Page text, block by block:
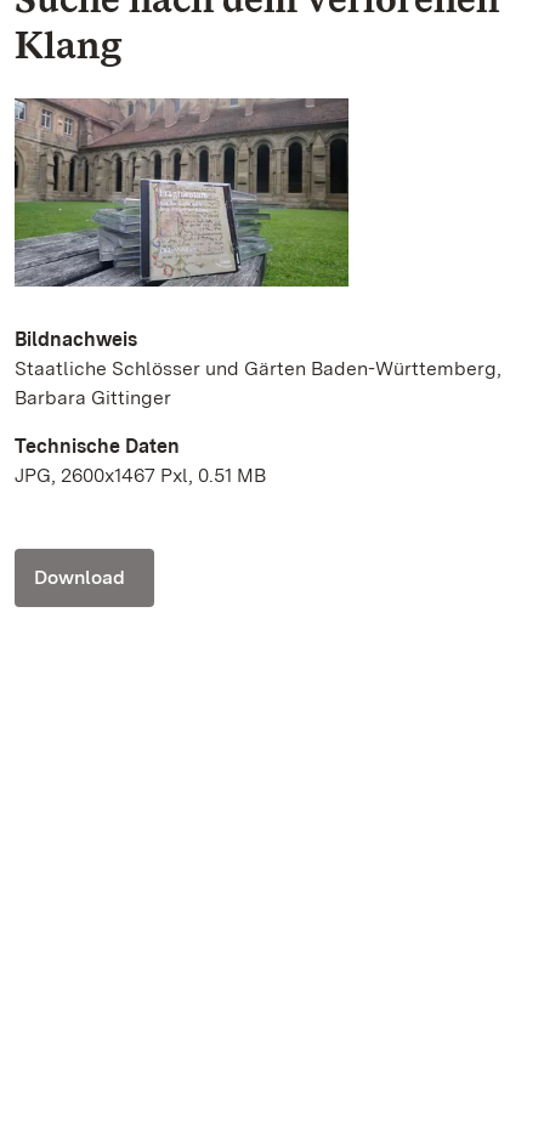
Klang
Bildnachweis
Staatliche Schlösser und Gärten Baden-Württemberg,
Barbara Gittinger
Technische Daten
JPG, 2600x1467 Pxl, 0.51 MB
Download